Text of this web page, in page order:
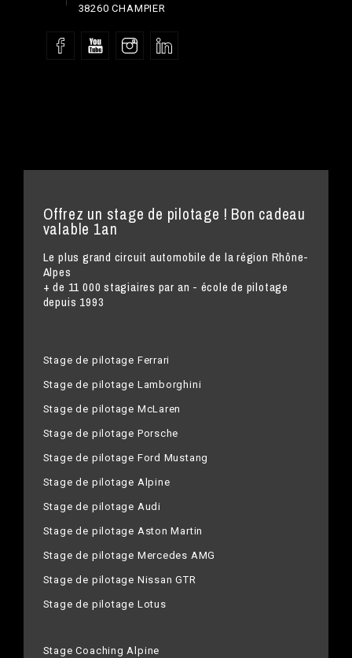
38260 CHAMPIER
Offrez un stage de pilotage ! Bon cadeau
valable 1an
Le plus grand circuit automobile de la région Rhône-
Alpes
+ de 11 000 stagiaires par an - école de pilotage
depuis 1993
Stage de pilotage Ferrari
Stage de pilotage Lamborghini
Stage de pilotage McLaren
Stage de pilotage Porsche
Stage de pilotage Ford Mustang
Stage de pilotage Alpine
Stage de pilotage Audi
Stage de pilotage Aston Martin
Stage de pilotage Mercedes AMG
Stage de pilotage Nissan GTR
Stage de pilotage Lotus
Stage Coaching Alpine